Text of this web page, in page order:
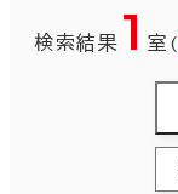
検索結果 1 室 (